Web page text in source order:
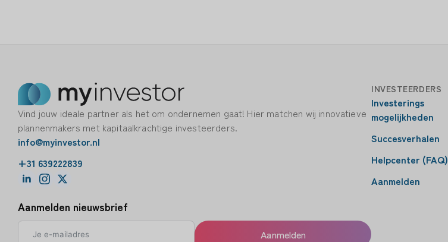
Vind jouw ideale partner als het om ondernemen gaat! Hier matchen wij innovatieve
plannenmakers met kapitaalkrachtige investeerders.
info@myinvestor.nl
+31 639222839
Aanmelden nieuwsbrief
Aanmelden
INVESTEERDERS
Investerings
mogelijkheden
Succesverhalen
Helpcenter (FAQ)
Aanmelden